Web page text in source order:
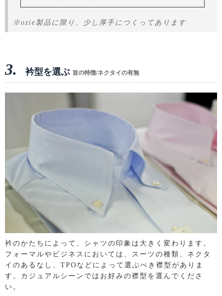
※ozie製品に限り、少し厚手につくってあります
3. 衿型を選ぶ首の特徴/ネクタイの有無
衿のかたちによって、シャツの印象は大きく変わります。
フォーマルやビジネスにおいては、スーツの種類、ネクタ
イのあるなし、TPOなどによって選ぶべき襟型がありま
す。カジュアルシーンではお好みの襟型を選んでくださ
い。